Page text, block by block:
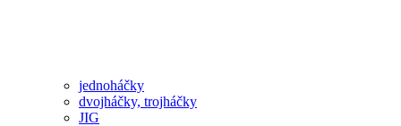
jednoháčky
dvojháčky, trojháčky
JIG